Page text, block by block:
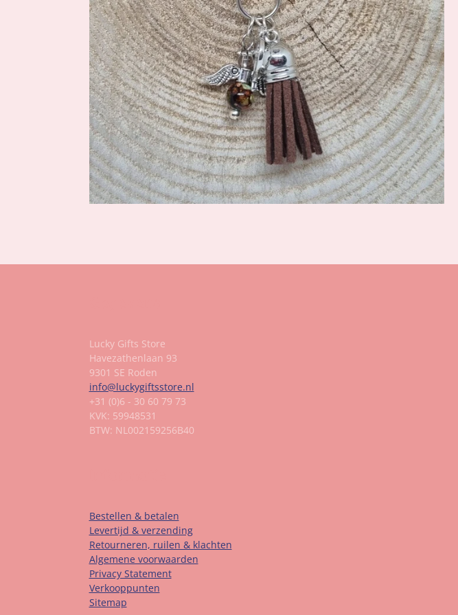
Lucky Gifts Store
Havezathenlaan 93
9301 SE Roden
info@luckygiftsstore.nl
+31 (0)6 - 30 60 79 73
KVK: 59948531
BTW: NL002159256B40
Bestellen & betalen
Levertijd & verzending
Retourneren, ruilen & klachten
Algemene voorwaarden
Privacy Statement
Verkooppunten
Sitemap